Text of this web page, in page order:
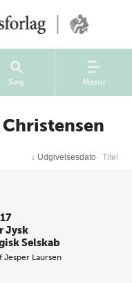
Søg Menu
↓ Udgivelsesdato Titel
Jysk
Selskab
Jesper Laursen